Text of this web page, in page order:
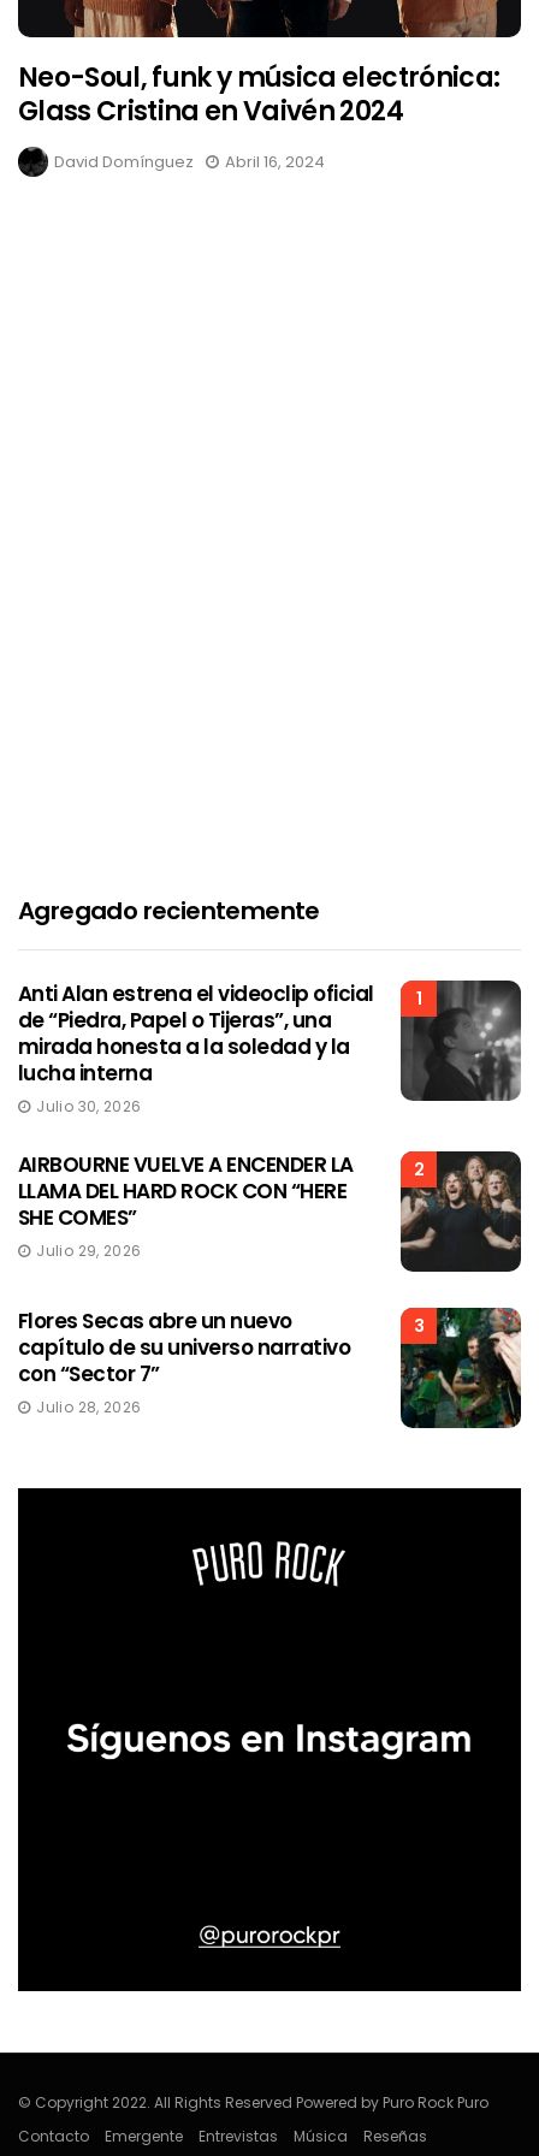
Neo-Soul, funk y música electrónica:
Glass Cristina en Vaivén 2024
David Domínguez Abril 16, 2024
Agregado recientemente
1
Anti Alan estrena el videoclip oficial
de “Piedra, Papel o Tijeras”, una
mirada honesta a la soledad y la
lucha interna
Julio 30, 2026
2
AIRBOURNE VUELVE A ENCENDER LA
LLAMA DEL HARD ROCK CON “HERE
SHE COMES”
Julio 29, 2026
3
Flores Secas abre un nuevo
capítulo de su universo narrativo
con “Sector 7”
Julio 28, 2026
© Copyright 2022. All Rights Reserved Powered by Puro Rock Puro
Contacto
Emergente Entrevistas Música Reseñas